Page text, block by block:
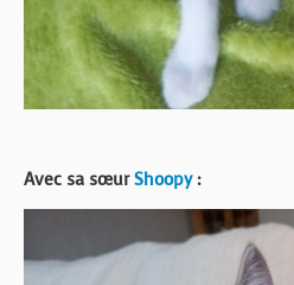
Avec sa sœurShoopy: